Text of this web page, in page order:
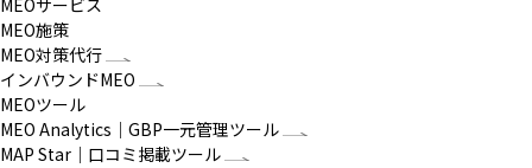
MEOサービス
MEO施策
MEO対策代行
インバウンドMEO
MEOツール
MEO Analytics｜GBP一元管理ツール
MAP Star｜口コミ掲載ツール